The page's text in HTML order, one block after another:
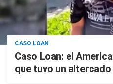
CASO LOAN
Caso Loan: el
que tuvo un